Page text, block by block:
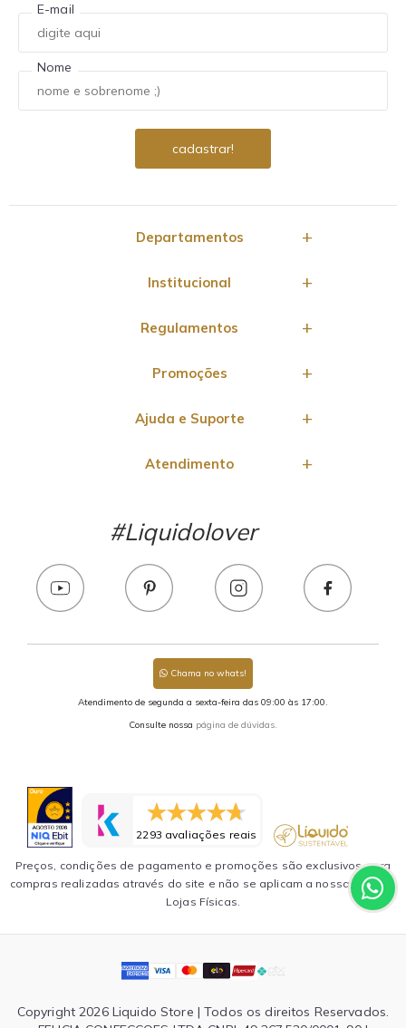
E-mail
Nome
Departamentos
Institucional
Regulamentos
Promoções
Ajuda e Suporte
Atendimento
#Liquidolover
Chama no whats!
Atendimento de segunda a sexta-feira das 09:00 às 17:00.
Consulte nossa página de dúvidas.
2293 avaliações reais
Preços, condições de pagamento e promoções são exclusivos para
compras realizadas através do site e não se aplicam a nossa rede de
Lojas Físicas.
Copyright 2026 Liquido Store | Todos os direitos Reservados.